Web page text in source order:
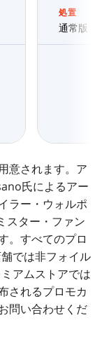
処置
通常版 |
意されます。ア
氏によるアー
ラー・ウォルポ
スター・ファン
。すべてのプロ
では非フォイル
アムストアでは
されるプロモカ
問い合わせくだ